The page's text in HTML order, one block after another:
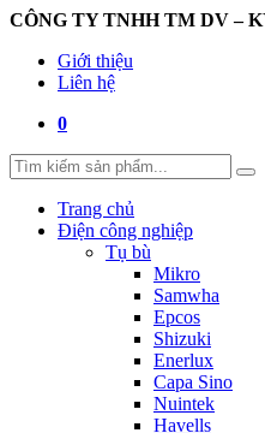
CÔNG TY TNHH TM DV –
Giới thiệu
Liên hệ
0
Trang chủ
Điện công nghiệp
Tụ bù
Mikro
Samwha
Epcos
Shizuki
Enerlux
Capa Sino
Nuintek
Havells